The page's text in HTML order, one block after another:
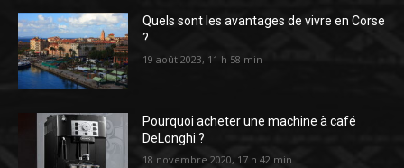
Quels sont les avantages de vivre en Corse
?
19 août 2023, 11 h 58 min
Pourquoi acheter une machine à café
DeLonghi ?
18 novembre 2020, 17 h 42 min